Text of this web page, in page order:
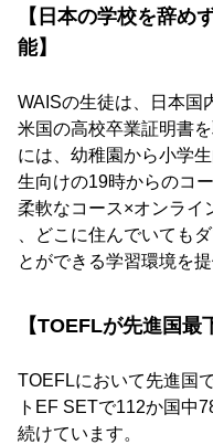
【日本の学校を辞め
能】
WAISの生徒は、日本国
米国の高校卒業証明書
には、幼稚園から小学
生向けの19時からのコ
柔軟なコース×オンライ
、どこに住んでいても
とができる学習環境を提
【TOEFLが先進国最
TOEFLにおいて先進国
トEF SETで112か国中
続けています。